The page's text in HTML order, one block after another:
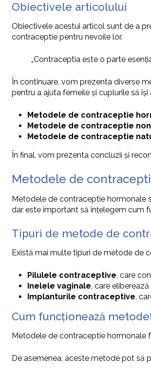
Obiectivele articolului
Obiectivele acestui articol sunt de a
contraceptie pentru nevoile lor.
„Contraceptia este o parte
În continuare, vom prezenta diverse
pentru a ajuta femeile și cuplurile să
Metodele de contraceptie
Metodele de contraceptie
Metodele de contraceptie
În final, vom prezenta concluzii și
Metodele de
Metodele de contraceptie hormonale
dar este important să înțelegem cum
Tipuri de metode de
Există mai multe tipuri de metode de
Pilulele contraceptive, care
Inelele vaginale, care
Implanturile contraceptive,
Cum funcționează
Metodele de contraceptie hormonale
De asemenea, aceste metode pot să